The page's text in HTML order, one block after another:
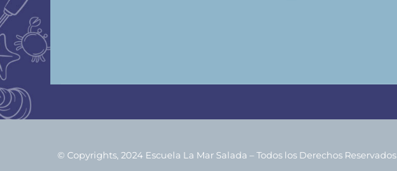
© Copyrights , 2024 Escuela La Mar Salada –Todos los Derechos Reservados